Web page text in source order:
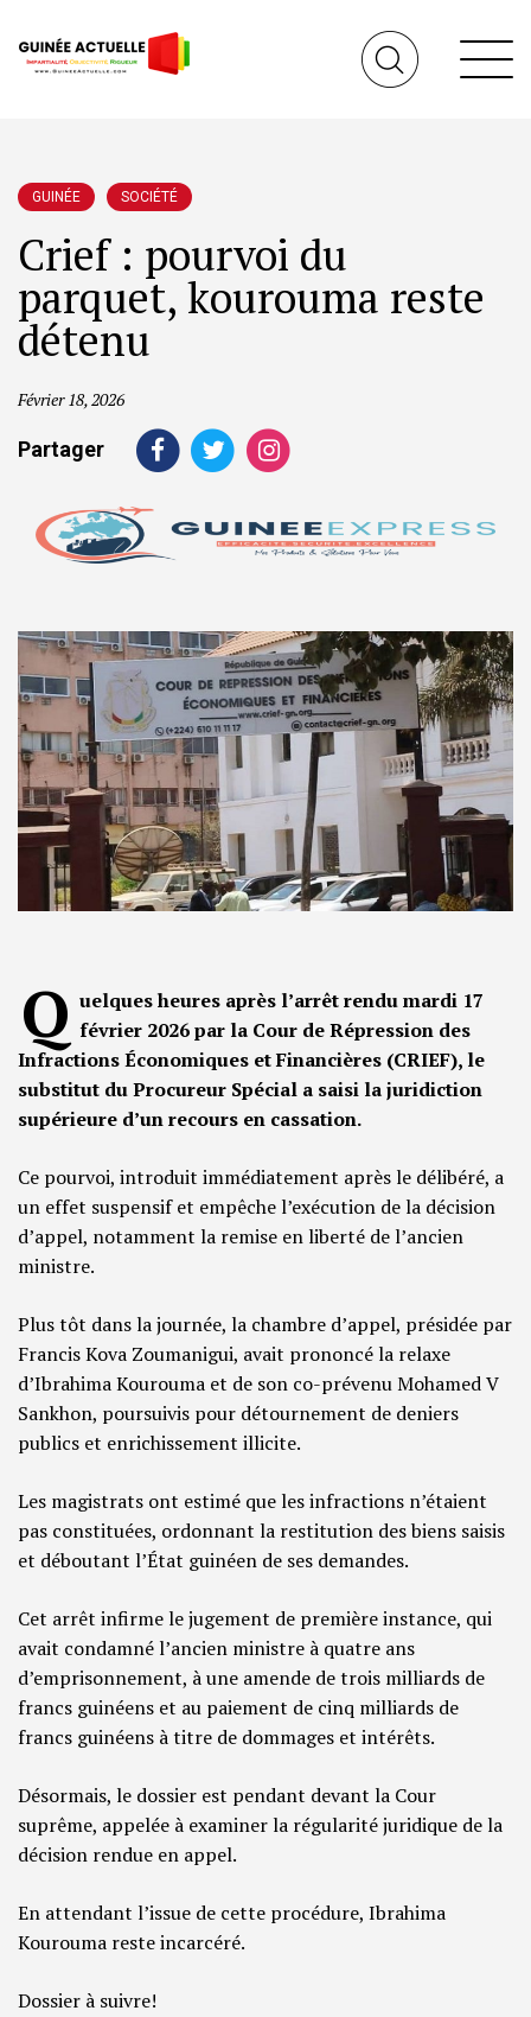
GUINÉE SOCIÉTÉ
Crief : pourvoi du
parquet, kourouma reste
détenu
Février 18, 2026
Partager
Q uelques heures après l’arrêt rendu mardi 17
février 2026 par la Cour de Répression des
Infractions Économiques et Financières (CRIEF), le
substitut du Procureur Spécial a saisi la juridiction
supérieure d’un recours en cassation.
Ce pourvoi, introduit immédiatement après le délibéré, a
un effet suspensif et empêche l’exécution de la décision
d’appel, notamment la remise en liberté de l’ancien
ministre.
Plus tôt dans la journée, la chambre d’appel, présidée par
Francis Kova Zoumanigui, avait prononcé la relaxe
d’Ibrahima Kourouma et de son co-prévenu Mohamed V
Sankhon, poursuivis pour détournement de deniers
publics et enrichissement illicite.
Les magistrats ont estimé que les infractions n’étaient
pas constituées, ordonnant la restitution des biens saisis
et déboutant l’État guinéen de ses demandes.
Cet arrêt infirme le jugement de première instance, qui
avait condamné l’ancien ministre à quatre ans
d’emprisonnement, à une amende de trois milliards de
francs guinéens et au paiement de cinq milliards de
francs guinéens à titre de dommages et intérêts.
Désormais, le dossier est pendant devant la Cour
suprême, appelée à examiner la régularité juridique de la
décision rendue en appel.
En attendant l’issue de cette procédure, Ibrahima
Kourouma reste incarcéré.
Dossier à suivre!